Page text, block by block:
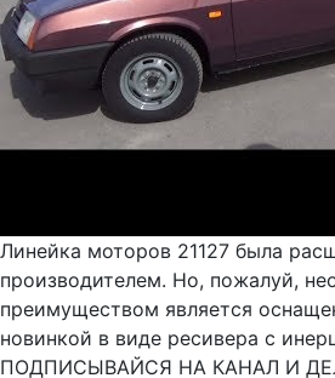
Линейка моторов 21127 была
производителем. Но, пожалуй,
преимуществом является
новинкой в виде ресивера с
ПОДПИСЫВАЙСЯ НА КАНАЛ И